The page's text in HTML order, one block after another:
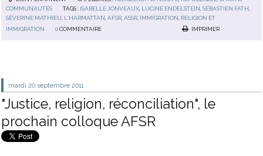
COMMUNAUTÉS
TAGS : ISABELLE JONVEAUX LUCINE ENDELSTEIN ,SÉBASTIEN FATH
SÉVERINE MATHIEU L'HARMATTAN ,AFSR ,ASSR IMMIGRATION RELIGION ET
IMMIGRATION
0 COMMENTAIRE IMPRIMER
mardi 20 septembre 2011
"Justice, religion, réconciliation", le
prochain colloque AFSR